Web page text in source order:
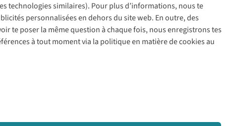
technologies similaires). Pour plus d’informations, nous te
personnalisées en dehors du site web. En outre, des
te poser la même question à chaque fois, nous enregistrons tes
à tout moment via la politique en matière de cookies au
policy